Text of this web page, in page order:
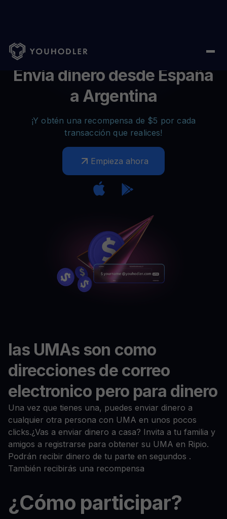
Envía dinero desde España
a Argentina
¡Y obtén una recompensa de $5 por cada
transacción que realices!
Empieza ahora
las UMAs son como
direcciones de correo
electronico pero para dinero
Una vez que tienes una, puedes enviar dinero a
cualquier otra persona con UMA en unos pocos
clicks.¿Vas a enviar dinero a casa? Invita a tu familia y
amigos a registrarse para obtener su UMA en Ripio.
Podrán recibir dinero de tu parte en segundos .
También recibirás una recompensa
¿Cómo participar?